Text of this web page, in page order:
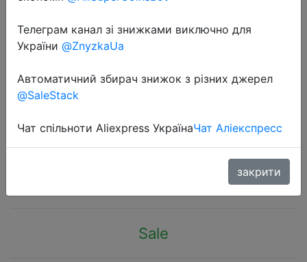
2020-08-26
ORICO мини беспроводной USB
Bluetooth адаптер 4,0 5,0 Bluetooth
для ПК динамик мышь ноутбук
Sale
Телеграм канал зі знижками виключно для
України @ZnyzkaUa
Автоматичний збирач знижок з різних джерел
@SaleStack
Чат спільноти Aliexpress УкраїнаЧат Аліекспресс
закрити